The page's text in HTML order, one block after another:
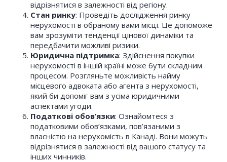
відрізнятися в залежності від регіону.
Стан ринку: Проведіть дослідження ринку
нерухомості в обраному вами місці. Це допоможе
вам зрозуміти тенденції цінової динаміки та
передбачити можливі ризики.
Юридична підтримка: Здійснення покупки
нерухомості в іншій країні може бути складним
процесом. Розгляньте можливість найму
місцевого адвоката або агента з нерухомості,
який би допоміг вам з усіма юридичними
аспектами угоди.
Податкові обов’язки: Ознайомтеся з
податковими обов’язками, пов’язаними з
власністю на нерухомість в Канаді. Вони можуть
відрізнятися в залежності від вашого статусу та
інших чинників.